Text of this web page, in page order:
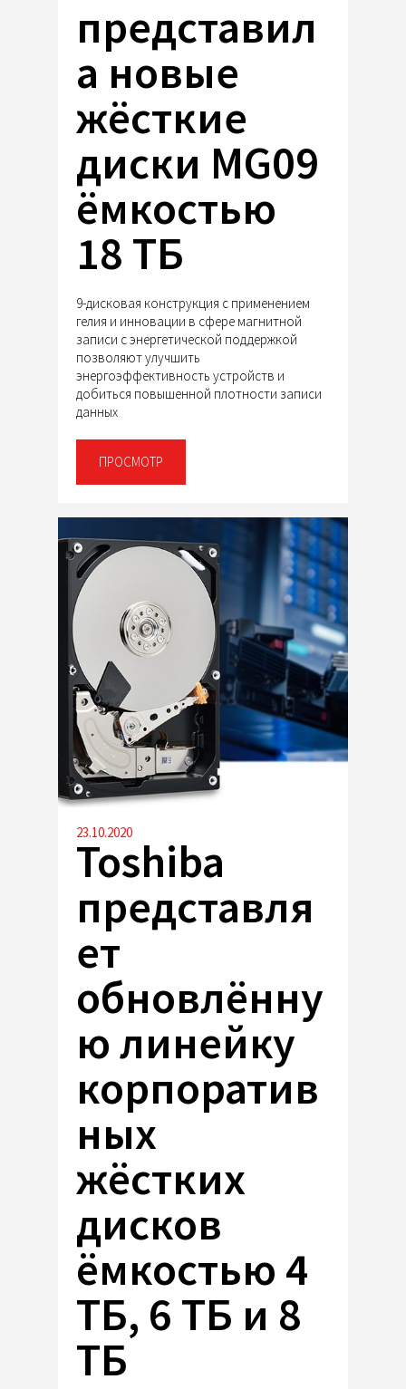
представил
а новые
жёсткие
диски MG09
ёмкостью
18 ТБ
9-дисковая конструкция с применением
гелия и инновации в сфере магнитной
записи с энергетической поддержкой
позволяют улучшить
энергоэффективность устройств и
добиться повышенной плотности записи
данных
ПРОСМОТР
23.10.2020
Toshiba
представля
ет
обновлённу
ю линейку
корпоратив
ных
жёстких
дисков
ёмкостью 4
ТБ, 6 ТБ и 8
ТБ